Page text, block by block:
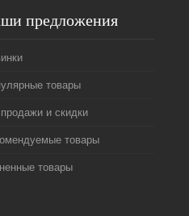
предложения
товары
и скидки
товары
товары